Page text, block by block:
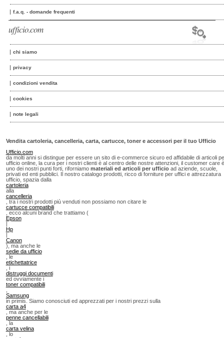
f.a.q. - domande frequenti
ufficio.com
chi siamo
privacy
condizioni vendita
cookies
note legali
Vendita cartoleria, cancelleria, carta, cartucce, toner e accessori per il tuo Ufficio
Ufficio.com
da molti anni si distingue per essere un sito di e-commerce sicuro ed affidabile di articoli
ufficio online, la cura per i nostri clienti è al centro delle nostre attenzioni, il customer care è
uno dei nostri punti forti, riforniamo materiali ed articoli per ufficioad aziende, scuole,
privati ed enti pubblici. Il nostro catalogo prodotti, ricco di forniture per uffici e attrezzatura
ufficio, spazia dalla
cartoleria
alla
cancelleria
, tra i nostri prodotti più venduti non possiamo non citare le
cartucce compatibili
, ecco alcuni brand che trattiamo (
Epson
|
Hp
|
Canon
), ma anche le
sedie da ufficio
, le
etichettatrice
, i
distruggi documenti
ed ovviamente i
toner compatibili
Samsung
in primis. Siamo conosciuti ed apprezzati per i nostri prezzi sulla
carta a4
, ma anche per le
penne cancellabili
, la
carta velina
, lo